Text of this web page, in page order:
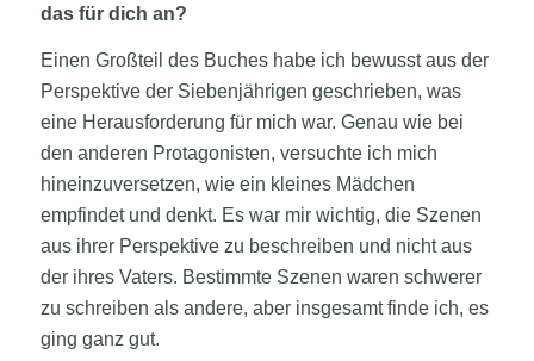
das für dich an?
Einen Großteil des Buches habe ich bewusst aus der
Perspektive der Siebenjährigen geschrieben, was
eine Herausforderung für mich war. Genau wie bei
den anderen Protagonisten, versuchte ich mich
hineinzuversetzen, wie ein kleines Mädchen
empfindet und denkt. Es war mir wichtig, die Szenen
aus ihrer Perspektive zu beschreiben und nicht aus
der ihres Vaters. Bestimmte Szenen waren schwerer
zu schreiben als andere, aber insgesamt finde ich, es
ging ganz gut.